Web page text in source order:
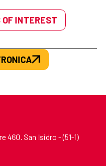
OF INTEREST
460. San Isidro - (51-1)